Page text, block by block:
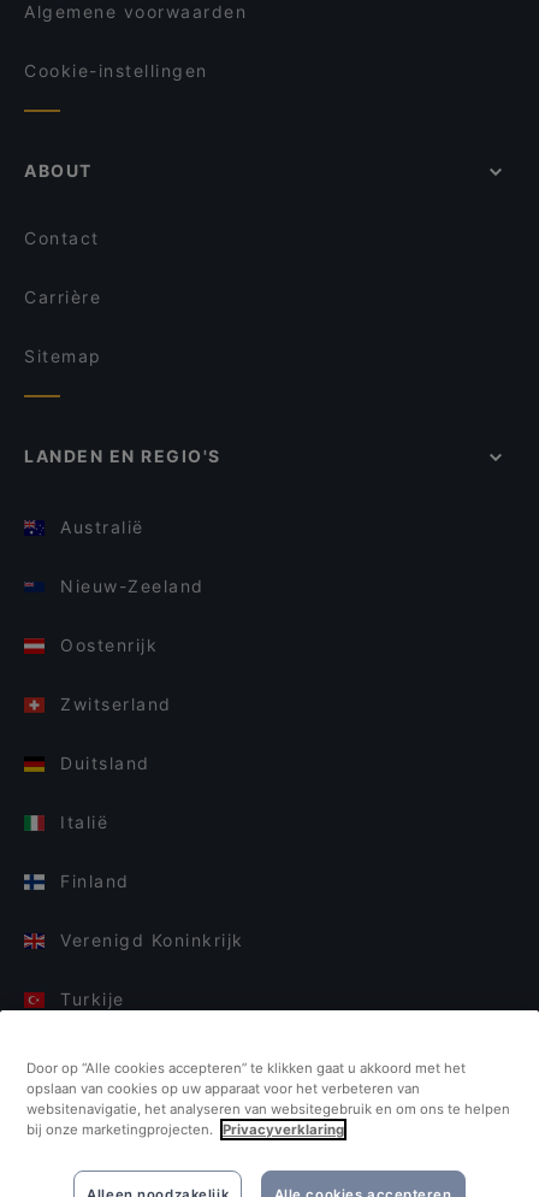
Algemene voorwaarden
Cookie-instellingen
ABOUT
Contact
Carrière
Sitemap
LANDEN EN REGIO'S
Australië
Nieuw-Zeeland
Oostenrijk
Zwitserland
Duitsland
Italië
Finland
Verenigd Koninkrijk
Turkije
Nederland
Singapore
Door op “Alle cookies accepteren” te klikken gaat u akkoord met het
opslaan van cookies op uw apparaat voor het verbeteren van
websitenavigatie, het analyseren van websitegebruik en om ons te helpen
bij onze marketingprojecten. Privacyverklaring